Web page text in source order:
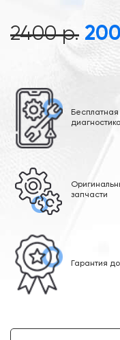
2400 р.
Бесплатная
диагностика
запчасти
Гарантия